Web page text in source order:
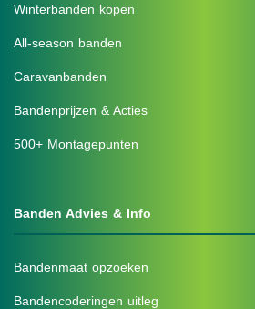
Winterbanden kopen
All-season banden
Caravanbanden
Bandenprijzen & Acties
500+ Montagepunten
Banden Advies & Info
Bandenmaat opzoeken
Bandencoderingen uitleg